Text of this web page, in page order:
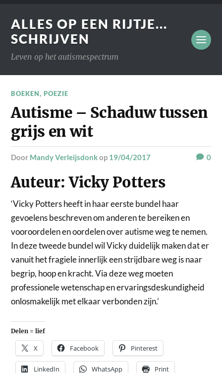
ALLES OP EEN RIJTJE...
SCHRIJVEN
Leven op het autismespectrum
BOEKEN,POEZIE
Autisme – Schaduw tussen
grijs en wit
door Mandy Verleijsdonkop 19/04/2017 0
Auteur: Vicky Potters
‘Vicky Potters heeft in haar eerste bundel haar
gevoelens beschreven om anderen te bereiken en
vooroordelen en oordelen over autisme weg te nemen.
In deze tweede bundel wil Vicky duidelijk maken dat er
vanuit het fragiele innerlijk een strijdbare weg is naar
begrip, hoop en kracht. Via deze weg moeten
professionele wetenschap en ervaringsdeskundigheid
onlosmakelijk met elkaar verbonden zijn.’
Delen = lief
X Facebook Pinterest
LinkedIn WhatsApp Print